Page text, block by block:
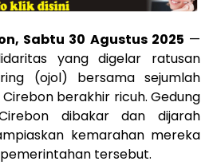
Sabtu 30 Agustus 2025 —
yang digelar ratusan
(ojol) bersama sejumlah
berakhir ricuh. Gedung
dibakar dan dijarah
kemarahan mereka
tersebut.